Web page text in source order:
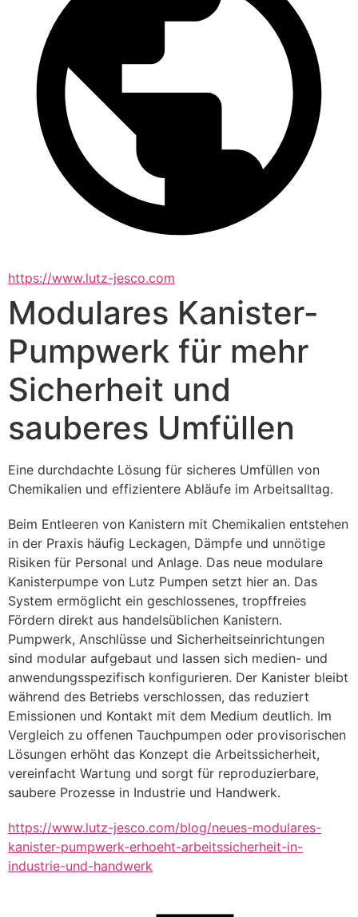
https://www.lutz-jesco.com
Modulares Kanister-
Pumpwerk für mehr
Sicherheit und
sauberes Umfüllen
Eine durchdachte Lösung für sicheres Umfüllen von
Chemikalien und effizientere Abläufe im Arbeitsalltag.
Beim Entleeren von Kanistern mit Chemikalien entstehen
in der Praxis häufig Leckagen, Dämpfe und unnötige
Risiken für Personal und Anlage. Das neue modulare
Kanisterpumpe von Lutz Pumpen setzt hier an. Das
System ermöglicht ein geschlossenes, tropffreies
Fördern direkt aus handelsüblichen Kanistern.
Pumpwerk, Anschlüsse und Sicherheitseinrichtungen
sind modular aufgebaut und lassen sich medien- und
anwendungsspezifisch konfigurieren. Der Kanister bleibt
während des Betriebs verschlossen, das reduziert
Emissionen und Kontakt mit dem Medium deutlich. Im
Vergleich zu offenen Tauchpumpen oder provisorischen
Lösungen erhöht das Konzept die Arbeitssicherheit,
vereinfacht Wartung und sorgt für reproduzierbare,
saubere Prozesse in Industrie und Handwerk.
https://www.lutz-jesco.com/blog/neues-modulares-
kanister-pumpwerk-erhoeht-arbeitssicherheit-in-
industrie-und-handwerk